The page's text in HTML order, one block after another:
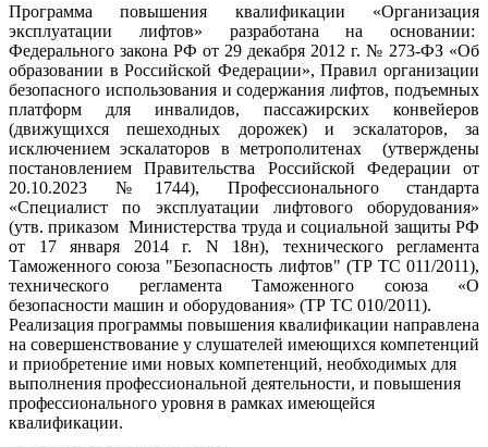
Программа повышения квалификации «Организация
эксплуатации лифтов» разработана на основании:
Федерального закона РФ от 29 декабря 2012 г. № 273-ФЗ «Об
образовании в Российской Федерации», Правил организации
безопасного использования и содержания лифтов, подъемных
платформ для инвалидов, пассажирских конвейеров
(движущихся пешеходных дорожек) и эскалаторов, за
исключением эскалаторов в метрополитенах (утверждены
постановлением Правительства Российской Федерации от
20.10.2023 №1744), Профессионального стандарта
«Специалист по эксплуатации лифтового оборудования»
(утв. приказом Министерства труда и социальной защиты РФ
от 17 января 2014 г. N 18н), технического регламента
Таможенного союза "Безопасность лифтов" (ТР ТС 011/2011),
технического регламента Таможенного союза «О
безопасности машин и оборудования» (ТР ТС 010/2011).
Реализация программы повышения квалификации направлена
на совершенствование у слушателей имеющихся компетенций
и приобретение ими новых компетенций, необходимых для
выполнения профессиональной деятельности, и повышения
профессионального уровня в рамках имеющейся
квалификации.